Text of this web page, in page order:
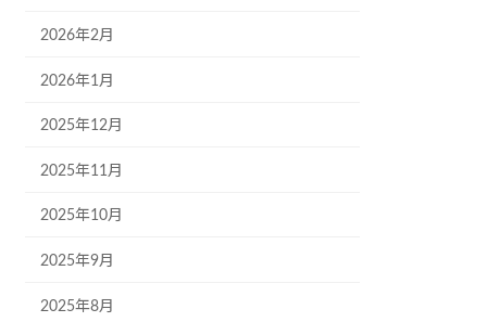
2026年2月
2026年1月
2025年12月
2025年11月
2025年10月
2025年9月
2025年8月